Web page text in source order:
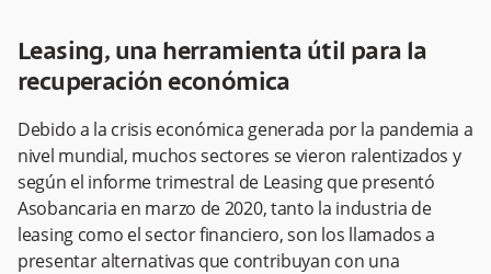
Leasing, una herramienta útil para la
recuperación económica
Debido a la crisis económica generada por la pandemia a
nivel mundial, muchos sectores se vieron ralentizados y
según el informe trimestral de Leasing que presentó
Asobancaria en marzo de 2020, tanto la industria de
leasing como el sector financiero, son los llamados a
presentar alternativas que contribuyan con una